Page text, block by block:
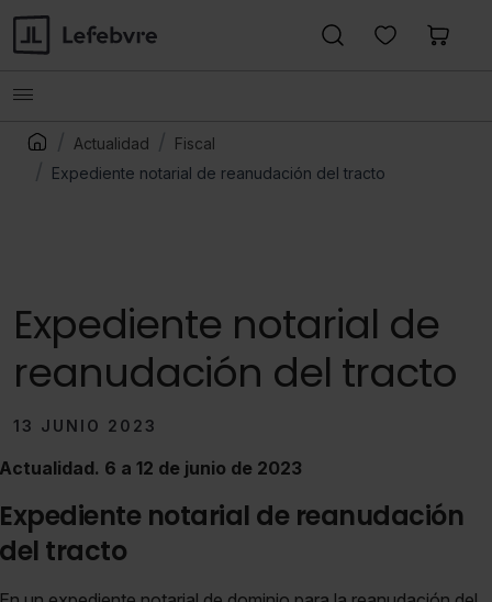
Actualidad
Fiscal
Expediente notarial de reanudación del tracto
Expediente notarial de
reanudación del tracto
13 JUNIO 2023
Actualidad. 6 a 12 de junio de 2023
Expediente notarial de reanudación
del tracto